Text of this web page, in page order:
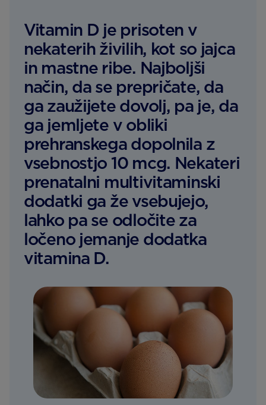
Vitamin D je prisoten v
nekaterih živilih, kot so jajca
in mastne ribe. Najboljši
način, da se prepričate, da
ga zaužijete dovolj, pa je, da
ga jemljete v obliki
prehranskega dopolnila z
vsebnostjo 10 mcg. Nekateri
prenatalni multivitaminski
dodatki ga že vsebujejo,
lahko pa se odločite za
ločeno jemanje dodatka
vitamina D.